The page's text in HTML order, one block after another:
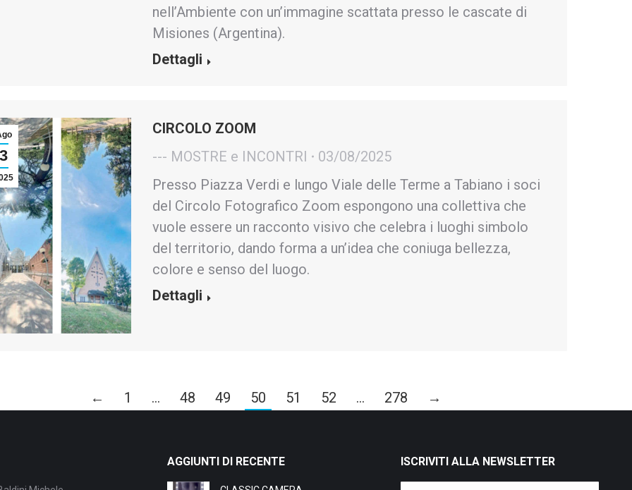
nell’Ambiente con un’immagine scattata presso le cascate di
Misiones (Argentina).
Dettagli
3
CIRCOLO ZOOM
--- MOSTRE e INCONTRI
03/08/2025
Presso Piazza Verdi e lungo Viale delle Terme a Tabiano i soci
del Circolo Fotografico Zoom espongono una collettiva che
vuole essere un racconto visivo che celebra i luoghi simbolo
del territorio, dando forma a un’idea che coniuga bellezza,
colore e senso del luogo.
Dettagli
← 1 … 48 49 50 51 52 … 278 →
AGGIUNTI DI RECENTE ISCRIVITI ALLA NEWSLETTER